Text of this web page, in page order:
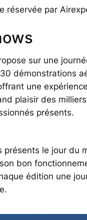
réservée par
sur une
démonstrations
une
plaisir des
présents.
présents le jour du
son bon
édition une